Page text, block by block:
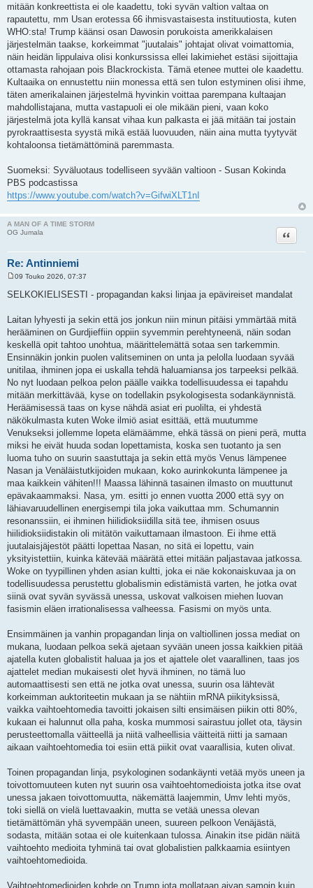
mitään konkreettista ei ole kaadettu, toki syvän valtion valtaa on
rapautettu, mm Usan erotessa 66 ihmisvastaisesta instituutiosta, kuten
WHO:sta! Trump käänsi osan Dawosin porukoista amerikkalaisen
järjestelmän taakse, korkeimmat "juutalais" johtajat olivat voimattomia,
näin heidän lippulaiva olisi konkurssissa ellei lakimiehet estäsi sijoittajia
ottamasta rahojaan pois Blackrockista. Tämä etenee muttei ole kaadettu.
Kultaaika on ennustettu niin monessa että sen tulon estyminen olisi ihme,
täten amerikalainen järjestelmä hyvinkin voittaa parempana kultaajan
mahdollistajana, mutta vastapuoli ei ole mikään pieni, vaan koko
järjestelmä jota kyllä kansat vihaa kun palkasta ei jää mitään tai jostain
pyrokraattisesta syystä mikä estää luovuuden, näin aina mutta tyytyvät
kohtaloonsa tietämättöminä paremmasta.
Suomeksi: Syväluotaus todelliseen syvään valtioon - Susan Kokinda
PBS podcastissa
https://www.youtube.com/watch?v=GifwiXLT1nI
A MAN OF A TIME STORM
OG Jumala
Re: Antinniemi
Lainaa
i
e
i
09 Touko 2026, 07:37
SELKOKIELISESTI - propagandan kaksi linjaa ja epävireiset mandalat
Laitan lyhyesti ja sekin että jos jonkun niin minun pitäisi ymmärtää mitä
herääminen on Gurdjieffiin oppiin syvemmin perehtyneenä, näin sodan
keskellä opit tahtoo unohtua, määrittelemättä sotaa sen tarkemmin.
Ensinnäkin jonkin puolen valitseminen on unta ja pelolla luodaan syvää
unitilaa, ihminen jopa ei uskalla tehdä haluamiansa jos tarpeeksi pelkää.
No nyt luodaan pelkoa pelon päälle vaikka todellisuudessa ei tapahdu
mitään merkittävää, kyse on todellakin psykologisesta sodankäynnistä.
Heräämisessä taas on kyse nähdä asiat eri puolilta, ei yhdestä
näkökulmasta kuten Woke ilmiö asiat esittää, että muutumme
Venukseksi jollemme lopeta elämäämme, ehkä tässä on pieni perä, mutta
miksi he eivät huuda sodan lopettamista, koska sen tuotanto ja sen
luoma tuho on suurin saastuttaja ja sekin että myös Venus lämpenee
Nasan ja Venäläistutkijoiden mukaan, koko aurinkokunta lämpenee ja
maa kaikkein vähiten!!! Maassa lähinnä tasainen ilmasto on muuttunut
epävakaammaksi. Nasa, ym. esitti jo ennen vuotta 2000 että syy on
lähiavaruudellinen energisempi tila joka vaikuttaa mm. Schumannin
resonanssiin, ei ihminen hiilidioksiidilla sitä tee, ihmisen osuus
hiilidioksiidistakin oli mitätön vaikuttamaan ilmastoon. Ei ihme että
juutalaisjäjestöt päätti lopettaa Nasan, no sitä ei lopettu, vain
yksityistettiin, kuinka kätevää määrätä ettei mitään paljastavaa jatkossa.
Woke on tyypillinen yhden asian kultti, joka ei näe kokonaiskuvaa ja on
todellisuudessa perustettu globalismin edistämistä varten, he jotka ovat
siinä ovat syvän syvässä unessa, uskovat valkoisen miehen luovan
fasismin eläen irrationalisessa valheessa. Fasismi on myös unta.
Ensimmäinen ja vanhin propagandan linja on valtiollinen jossa mediat on
mukana, luodaan pelkoa sekä ajetaan syvään uneen jossa kaikkien pitää
ajatella kuten globalistit haluaa ja jos et ajattele olet vaarallinen, taas jos
ajattelet median mukaisesti olet hyvä ihminen, no tämä luo
automaattisesti sen että ne jotka ovat unessa, suurin osa lähtevät
korkeimman auktoriteetin mukaan ja se nähtiin mRNA piikityksissä,
vaikka vaihtoehtomedia tavoitti jokaisen silti ensimäisen piikin otti 80%,
kukaan ei halunnut olla paha, koska mummosi sairastuu jollet ota, täysin
perusteettomalla väitteellä ja niitä valheellisia väitteitä riitti ja samaan
aikaan vaihtoehtomedia toi esiin että piikit ovat vaarallisia, kuten olivat.
Toinen propagandan linja, psykologinen sodankäynti vetää myös uneen ja
toivottomuuteen kuten nyt suurin osa vaihtoehtomedioista jotka itse ovat
unessa jakaen toivottomuutta, näkemättä laajemmin, Umv lehti myös,
toki siellä on vielä luettavaakin, mutta se vetää unessa olevan
tietämättömän yhä syvempään uneen, suureen pelkoon Venäjästä,
sodasta, mitään sotaa ei ole kuitenkaan tulossa. Ainakin itse pidän näitä
vaihtoehto medioita tyhminä tai ovat globalistien palkkaamia esiintyen
vaihtoehtomedioida.
Vaihtoehtomedioiden kohde on Trump jota mollataan aivan samoin kuin